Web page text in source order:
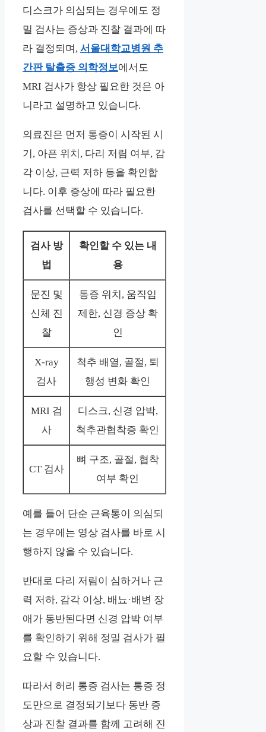
디스크가 의심되는 경우에도 정
밀 검사는 증상과 진찰 결과에 따
라 결정되며, 서울대학교병원 추
간판 탈출증 의학정보에서도
MRI 검사가 항상 필요한 것은 아
니라고 설명하고 있습니다.
의료진은 먼저 통증이 시작된 시
기, 아픈 위치, 다리 저림 여부, 감
각 이상, 근력 저하 등을 확인합
니다. 이후 증상에 따라 필요한
검사를 선택할 수 있습니다.
검사 방
법
확인할 수 있는 내
용
문진 및
신체 진
찰
통증 위치, 움직임
제한, 신경 증상 확
인
X-ray
검사
척추 배열, 골절, 퇴
행성 변화 확인
MRI 검
사
디스크, 신경 압박,
척추관협착증 확인
CT 검사
뼈 구조, 골절, 협착
여부 확인
예를 들어 단순 근육통이 의심되
는 경우에는 영상 검사를 바로 시
행하지 않을 수 있습니다.
반대로 다리 저림이 심하거나 근
력 저하, 감각 이상, 배뇨·배변 장
애가 동반된다면 신경 압박 여부
를 확인하기 위해 정밀 검사가 필
요할 수 있습니다.
따라서 허리 통증 검사는 통증 정
도만으로 결정되기보다 동반 증
상과 진찰 결과를 함께 고려해 진